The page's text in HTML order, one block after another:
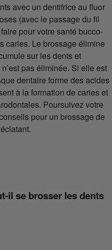
avec un dentifrice au fluor
(avec le passage du fil
pour votre santé bucco-
caries. Le brossage élimine
sur les dents et
pas éliminée. Si elle est
dentaire forme des acides
à la formation de caries et
Poursuivez votre
pour un brossage de
il se brosser les dents